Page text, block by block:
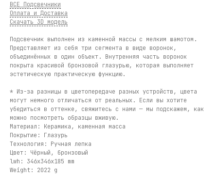
ВСЕ Подсвечники
Оплата и Доставка
Скачать 3D модель
Подсвечник выполнен из каменной массы с мелким шамотом.
Представляет из себя три сегмента в виде воронок,
объединённых в один объект. Внутренняя часть воронок
покрыта красивой бронзовой глазурью, которая выполняет
эстетическую практическую функцию.
* Из-за разницы в цветопередаче разных устройств, цвета
могут немного отличаться от реальных. Если вы хотите
убедиться в оттенке, свяжитесь с нами — мы подскажем, как
можно посмотреть образцы вживую.
Материал: Керамика, каменная масса
Покрытие: Глазурь
Технология: Ручная лепка
Цвет: Чёрный, бронзовый
lwh: 346x346x185 mm
Weight: 2022 g